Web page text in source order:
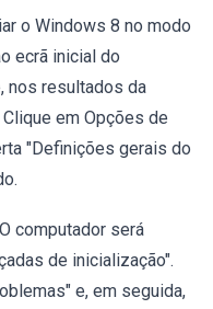
o Windows 8 no modo
ecrã inicial do
nos resultados da
em Opções de
"Definições gerais do
computador será
de inicialização".
e, em seguida,